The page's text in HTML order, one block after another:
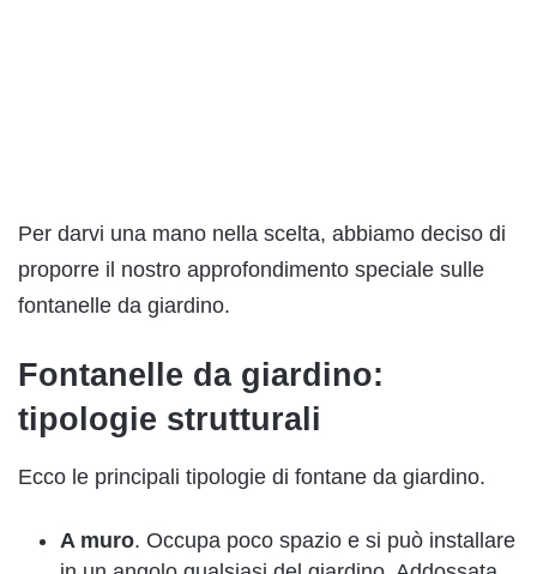
Per darvi una mano nella scelta, abbiamo deciso di
proporre il nostro approfondimento speciale sulle
fontanelle da giardino.
Fontanelle da giardino:
tipologie strutturali
Ecco le principali tipologie di fontane da giardino.
A muro. Occupa poco spazio e si può installare